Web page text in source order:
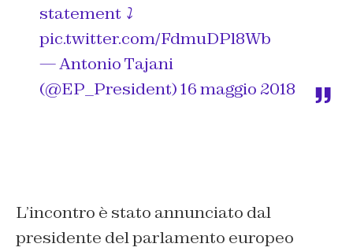
statement ⤵️
pic.twitter.com/FdmuDPl8Wb
— Antonio Tajani
(@EP_President)16 maggio 2018
L’incontro è stato annunciato dal
presidente del parlamento europeo